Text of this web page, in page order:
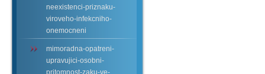
neexistenci-priznaku-
viroveho-infekcniho-
onemocneni
mimoradna-opatreni-
upravujici-osobni-
pritomnost-zaku-ve-